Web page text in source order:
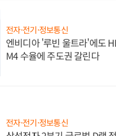
전자·전기·정보통신
엔비디아 '루빈 울트라'에도
M4 수율에 주도권 갈린다
전자·전기·정보통신